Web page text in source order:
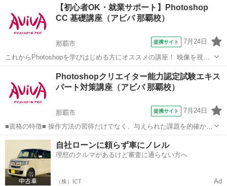
【初心者OK・就業サポート】Photoshop
CC 基礎講座（アビバ 那覇校）
那覇市 提携サイト 7月24日
これからPhotoshopを学びはじめる方にオススメの講座！ 映像を視聴
しながら操作を行い、操作の基本からPhotohopの醍醐味である画像合
成や画像加工のスキルまで学習していきます。 実際の制作時に活かし
やすいよう、「何...
Photoshopクリエイター能力認定試験エキス
パート対策講座（アビバ 那覇校）
那覇市 提携サイト 7月24日
■資格の特徴■ 操作方法の習得だけでなく、与えられた課題を的確かつ
スムーズに行う力が試されることが特長です。実践的なスキルを身に
つけることができるため、多くの方が受験されています。 ■講座の特
徴■ Photoshopクリ...
沖縄 那覇市 Photoshop
自社ローンに頼らず車にノレル
理想のクルマがあるけど審査に通らない方へ
（株）ICT Ad